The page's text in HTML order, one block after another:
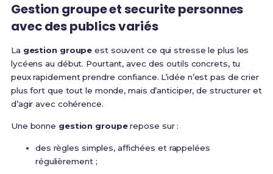
Gestion groupe et securite personnes
avec des publics variés
La gestion groupe est souvent ce qui stresse le plus les
lycéens au début. Pourtant, avec des outils concrets, tu
peux rapidement prendre confiance. L’idée n’est pas de crier
plus fort que tout le monde, mais d’anticiper, de structurer et
d’agir avec cohérence.
Une bonne gestion grouperepose sur :
des règles simples, affichées et rappelées
régulièrement ;